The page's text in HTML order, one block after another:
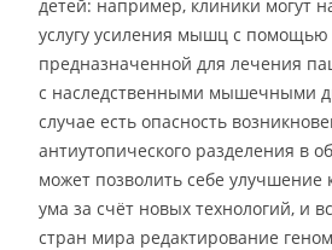
детей: например, клиники могут
услугу усиления мышц с помощью
предназначенной для лечения
с наследственными мышечными
случае есть опасность
антиутопического разделения в
может позволить себе улучшение
ума за счёт новых технологий, и
стран мира редактирование